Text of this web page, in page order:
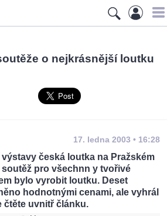
o nejkrásnější loutku
17. ledna 2003 • 16:28
česká loutka na Pražském
pro všechnn y tvořivé
bylo vyrobit loutku. Deset
hodnotnými cenami, ale vyhrál
čtěte uvnitř článku.